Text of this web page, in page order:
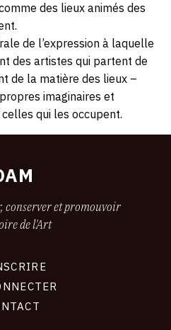
des lieux animés des
de l’expression à laquelle
des artistes qui partent de
de la matière des lieux –
imaginaires et
qui les occupent.
conserver et promouvoir
de l'Art